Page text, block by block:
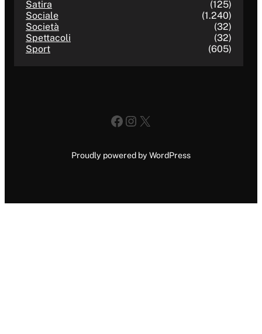
Satira
(125)
Sociale
(1.240)
Società
(32)
Spettacoli
(32)
Sport
(605)
Facebook
Instagram
X
Proudly powered by WordPress